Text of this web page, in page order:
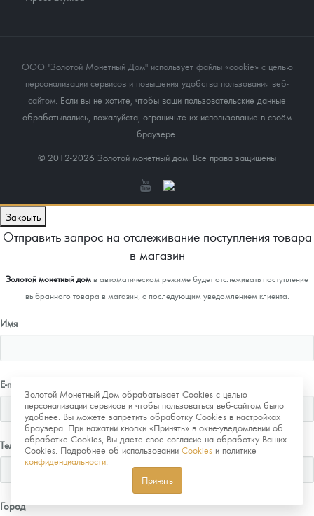
ООО "Золотой Монетный Дом" использует файлы «cookie» с целью
персонализации сервисов и повышения удобства пользования веб-
сайтом. Если вы не хотите, чтобы ваши пользовательские данные
обрабатывались, пожалуйста, ограничьте их использование в своём
браузере.
© 2012-2026 Золотой монетный дом. Все права защищены
Золотой Монетный Дом обрабатывает Cookies с целью
персонализации сервисов и чтобы пользоваться веб-сайтом было
удобнее. Вы можете запретить обработку Cookies в настройках
браузера. При нажатии кнопки «Принять» в окне-уведомлении об
обработке Cookies, Вы даете свое согласие на обработку Ваших
Cookies. Подробнее об использовании Cookies и политике
конфиденциальности
Принять
Закрыть
Отправить запрос на отслеживание поступления товара
в магазин
Золотой монетный домв автоматическом режиме будет отслеживать поступление
выбранного товара в магазин, с последующим уведомлением клиента.
Имя
E-mail
Телефон
Город